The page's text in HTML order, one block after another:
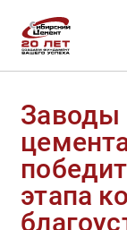
Заводы
этапа